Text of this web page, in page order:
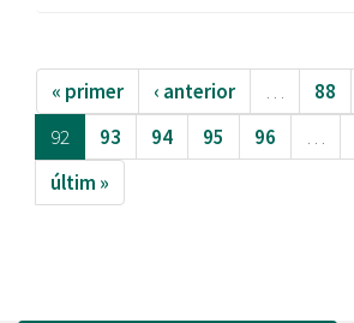
« primer ‹ anterior … 88
92
93 94 95 96 …
últim »